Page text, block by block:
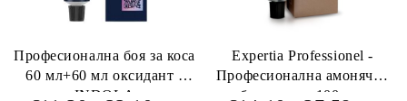
Професионална боя за коса
60 мл+60 мл оксидант -
INDOLA
Expertia Professionel -
Професионална амонячна
боя за коса 100 мл.